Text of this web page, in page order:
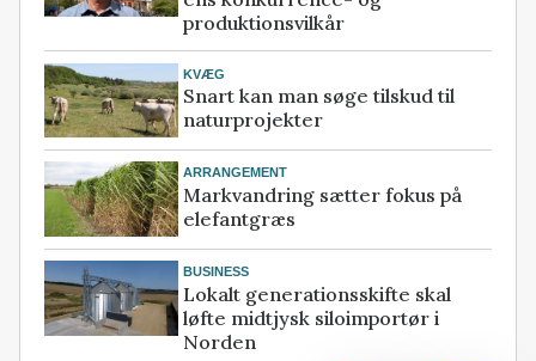
produktionsvilkår
KVÆG
Snart kan man søge tilskud til
naturprojekter
ARRANGEMENT
Markvandring sætter fokus på
elefantgræs
BUSINESS
Lokalt generationsskifte skal
løfte midtjysk siloimportør i
Norden